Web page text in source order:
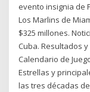
evento insignia de
Los Marlins de
$325 millones.
Cuba. Resultados
Calendario de
Estrellas y
las tres décadas